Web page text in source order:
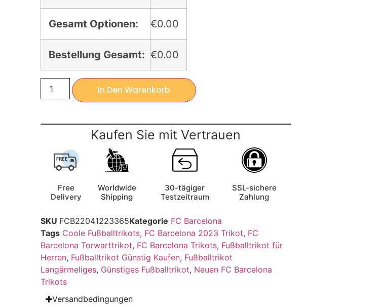
Gesamt Optionen: €0.00
Bestellung Gesamt: €0.00
In Den Warenkorb
Kaufen Sie mit Vertrauen
Free
Delivery
Worldwide
Shipping
30-tägiger
Testzeitraum
SSL-sichere
Zahlung
SKU FCB22041223365Kategorie FC Barcelona
Tags Coole Fußballtrikots, FC Barcelona 2023 Trikot, FC
Barcelona Torwarttrikot, FC Barcelona Trikots, Fußballtrikot für
Herren, Fußballtrikot Günstig Kaufen, Fußballtrikot
Langärmeliges, Günstiges Fußballtrikot, Neuen FC Barcelona
Trikots
Versandbedingungen